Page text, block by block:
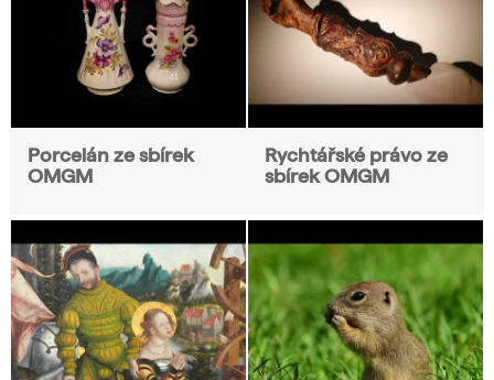
Porcelán ze sbírek
OMGM
Rychtářské právo ze
sbírek OMGM